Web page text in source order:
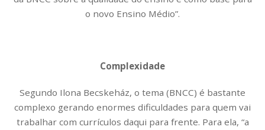
o novo Ensino Médio”.
Complexidade
Segundo Ilona Becskeház, o tema (BNCC) é bastante
complexo gerando enormes dificuldades para quem vai
trabalhar com currículos daqui para frente. Para ela, “a